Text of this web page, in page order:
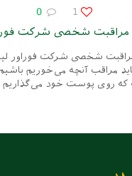
1
0
شخصی شرکت
شخصی شرکت فوراور
مراقب آنچه می‌خوریم باشیم
که روی پوست خود می‌گذاریم